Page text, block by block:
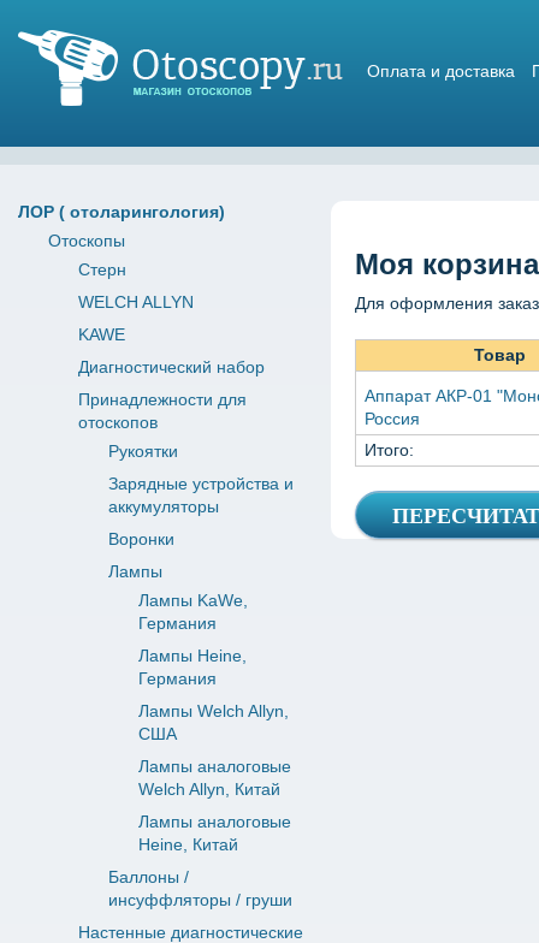
Оплата и доставка
ЛОР ( отоларингология)
Отоскопы
Стерн
WELCH ALLYN
KAWE
Диагностический набор
Принадлежности для
отоскопов
Рукоятки
Зарядные устройства и
аккумуляторы
Воронки
Лампы
Лампы KaWe,
Германия
Лампы Heine,
Германия
Лампы Welch Allyn,
США
Лампы аналоговые
Welch Allyn, Китай
Лампы аналоговые
Heine, Китай
Баллоны /
инсуффляторы / груши
Настенные диагностические
Моя корзина
Для оформления
Товар
Аппарат АКР-01
Россия
Итого: